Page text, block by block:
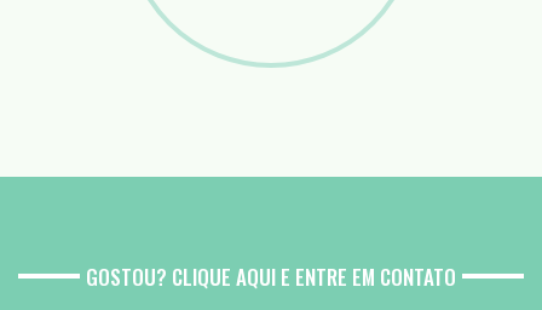
GOSTOU? CLIQUE AQUI E ENTRE EM CONTATO